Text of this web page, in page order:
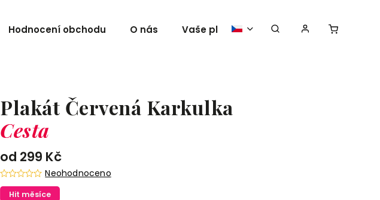
Hodnocení obchodu O nás Vaše plakáty
Plakát Červená Karkulka
Cesta
od 299 Kč
Hit měsíce
Neohodnoceno